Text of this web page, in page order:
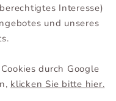
Interesse)
und unseres
durch Google
klicken Sie bitte hier.